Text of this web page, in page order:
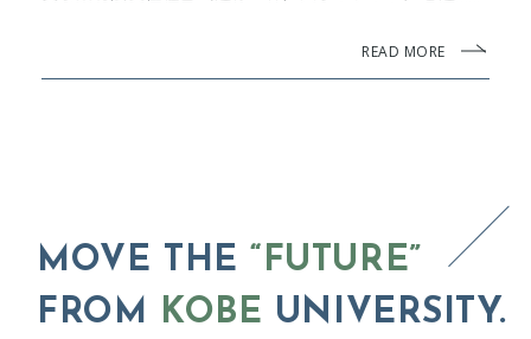
READ MORE
MOVE THE
“FUTURE”
FROM KOBE UNIVERSITY.